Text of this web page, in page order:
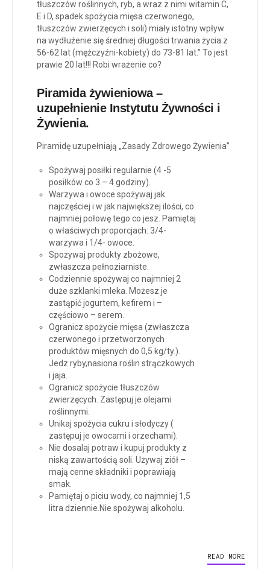
tłuszczów roślinnych, ryb, a wraz z nimi witamin C,
E i D, spadek spożycia mięsa czerwonego,
tłuszczów zwierzęcych i soli) miały istotny wpływ
na wydłużenie się średniej długości trwania życia z
56-62 lat (mężczyźni-kobiety) do 73-81 lat.” To jest
prawie 20 lat!!! Robi wrażenie co?
Piramida żywieniowa –
uzupełnienie Instytutu Żywności i
Żywienia.
Piramidę uzupełniają „Zasady Zdrowego Żywienia”
Spożywaj posiłki regularnie (4 -5
posiłków co 3 – 4 godziny).
Warzywa i owoce spożywaj jak
najczęściej i w jak największej ilości, co
najmniej połowę tego co jesz. Pamiętaj
o właściwych proporcjach: 3/4-
warzywa i 1/4- owoce.
Spożywaj produkty zbożowe,
zwłaszcza pełnoziarniste.
Codziennie spożywaj co najmniej 2
duże szklanki mleka. Możesz je
zastąpić jogurtem, kefirem i –
częściowo – serem.
Ogranicz spożycie mięsa (zwłaszcza
czerwonego i przetworzonych
produktów mięsnych do 0,5 kg/ty.).
Jedz ryby,nasiona roślin strączkowych
i jaja.
Ogranicz spożycie tłuszczów
zwierzęcych. Zastępuj je olejami
roślinnymi.
Unikaj spożycia cukru i słodyczy (
zastępuj je owocami i orzechami).
Nie dosalaj potraw i kupuj produkty z
niską zawartością soli. Używaj ziół –
mają cenne składniki i poprawiają
smak.
Pamiętaj o piciu wody, co najmniej 1,5
litra dziennie.Nie spożywaj alkoholu.
READ MORE